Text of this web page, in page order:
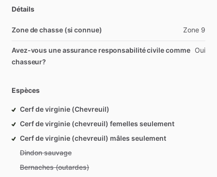
Détails
Zone de chasse (si connue) Zone 9
Avez-vous une assurance responsabilité civile comme
chasseur?
Oui
Espèces
Cerf de virginie (Chevreuil)
Cerf de virginie (chevreuil) femelles seulement
Cerf de virginie (chevreuil) mâles seulement
Dindon sauvage
Bernaches (outardes)